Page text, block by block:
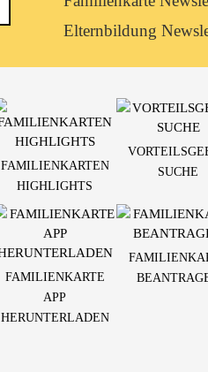
abonnieren
Elternbildung
FAMILIENKARTEN
HIGHLIGHTS
SUCHE
FAMILIENKARTE
APP
HERUNTERLADEN